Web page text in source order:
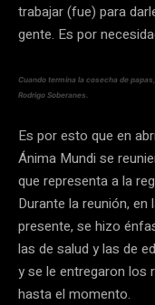
trabajar (fue) para
gente. Es por
Cuando termina la cosecha de
Rodrigo Soberanes.
Es por esto que en
Ánima Mundi se
que representa a la
Durante la reunión, en
presente, se hizo
las de salud y las de
y se le entregaron los
hasta el momento.